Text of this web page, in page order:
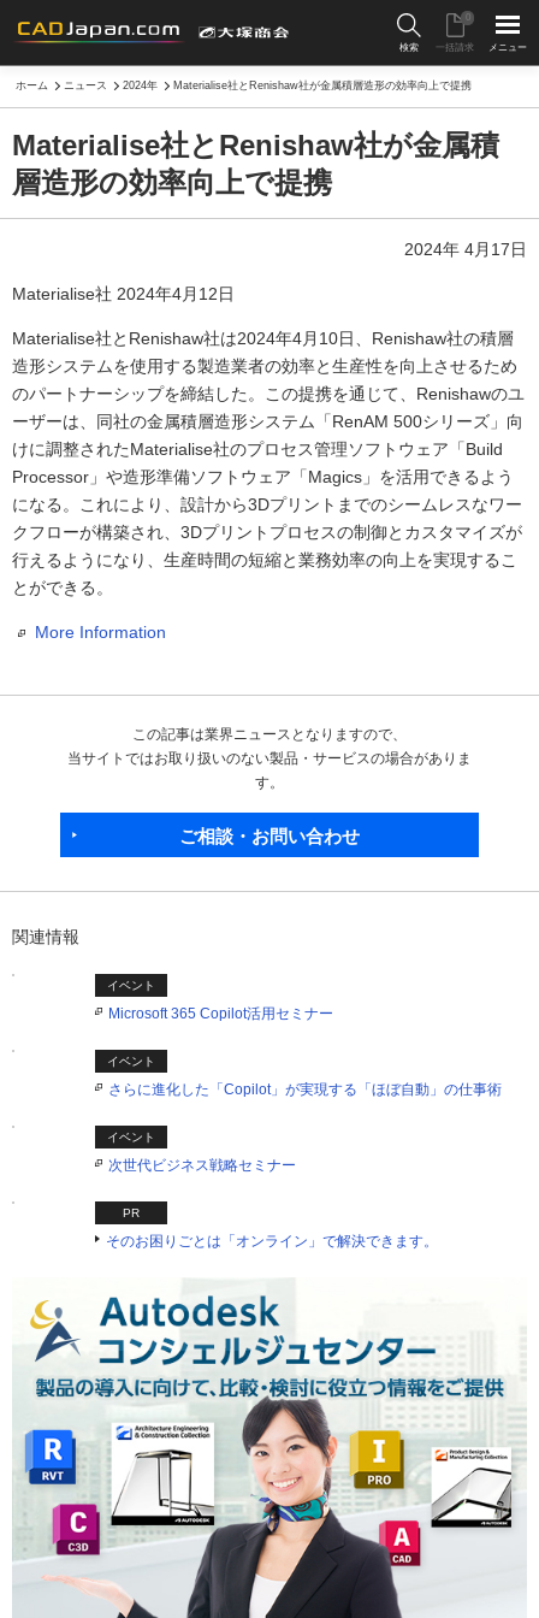
検索 一括請求
0
メニュー
ホーム ニュース 2024年 Materialise社とRenishaw社が金属積層造形の効率向上で提携
Materialise社とRenishaw社が金属積
層造形の効率向上で提携
2024年 4月17日
Materialise社 2024年4月12日
Materialise社とRenishaw社は2024年4月10日、Renishaw社の積層
造形システムを使用する製造業者の効率と生産性を向上させるため
のパートナーシップを締結した。この提携を通じて、Renishawのユ
ーザーは、同社の金属積層造形システム「RenAM 500シリーズ」向
けに調整されたMaterialise社のプロセス管理ソフトウェア「Build
Processor」や造形準備ソフトウェア「Magics」を活用できるよう
になる。これにより、設計から3Dプリントまでのシームレスなワー
クフローが構築され、3Dプリントプロセスの制御とカスタマイズが
行えるようになり、生産時間の短縮と業務効率の向上を実現するこ
とができる。
More Information
この記事は業界ニュースとなりますので、
当サイトではお取り扱いのない製品・サービスの場合がありま
す。
ご相談・お問い合わせ
関連情報
イベント
Microsoft 365 Copilot活用セミナー
イベント
さらに進化した「Copilot」が実現する「ほぼ自動」の仕事術
イベント
次世代ビジネス戦略セミナー
PR
そのお困りごとは「オンライン」で解決できます。